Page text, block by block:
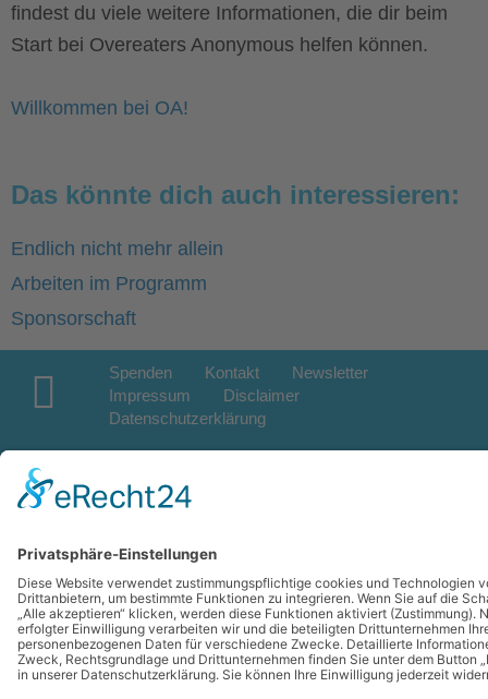
findest du viele weitere Informationen, die dir beim
Start bei Overeaters Anonymous helfen können.
Willkommen bei OA!
Das könnte dich auch interessieren:
Endlich nicht mehr allein
Arbeiten im Programm
Sponsorschaft
Spenden Kontakt
Newsletter
Impressum
Disclaimer
Datenschutzerklärung